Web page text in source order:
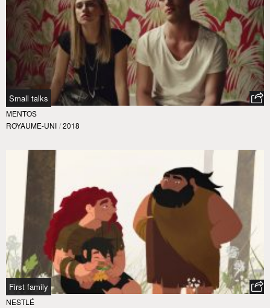
Small talks
MENTOS
ROYAUME-UNI / 2018
First family
NESTLÉ